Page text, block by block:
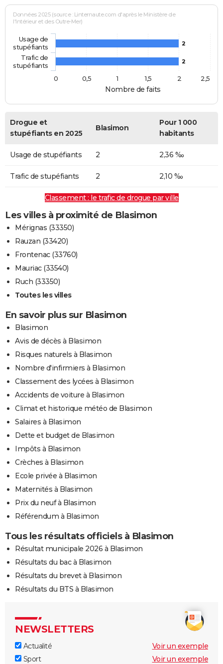
Nombre de faits
Données 2025 (source : Linternaute.com d'après le Ministère de
l'Intérieur et des Outre-Mer)
2
2
Usage de
stupéfiants
Trafic de
stupéfiants
0
0,5 1 1,5 2 2,5
Drogue et
stupéfiants en 2025
Blasimon
Pour 1 000
habitants
Usage de stupéfiants 2 2,36 ‰
Trafic de stupéfiants 2 2,10 ‰
Classement : le trafic de drogue par ville
Les villes à proximité de Blasimon
Mérignas (33350)
Rauzan (33420)
Frontenac (33760)
Mauriac (33540)
Ruch (33350)
Toutes les villes
En savoir plus sur Blasimon
Blasimon
Avis de décès à Blasimon
Risques naturels à Blasimon
Nombre d'infirmiers à Blasimon
Classement des lycées à Blasimon
Accidents de voiture à Blasimon
Climat et historique météo de Blasimon
Salaires à Blasimon
Dette et budget de Blasimon
Impôts à Blasimon
Crèches à Blasimon
Ecole privée à Blasimon
Maternités à Blasimon
Prix du neuf à Blasimon
Référendum à Blasimon
Tous les résultats officiels à Blasimon
Résultat municipale 2026 à Blasimon
Résultats du bac à Blasimon
Résultats du brevet à Blasimon
Résultats du BTS à Blasimon
NEWSLETTERS
Actualité
Voir un exemple
Sport
Voir un exemple